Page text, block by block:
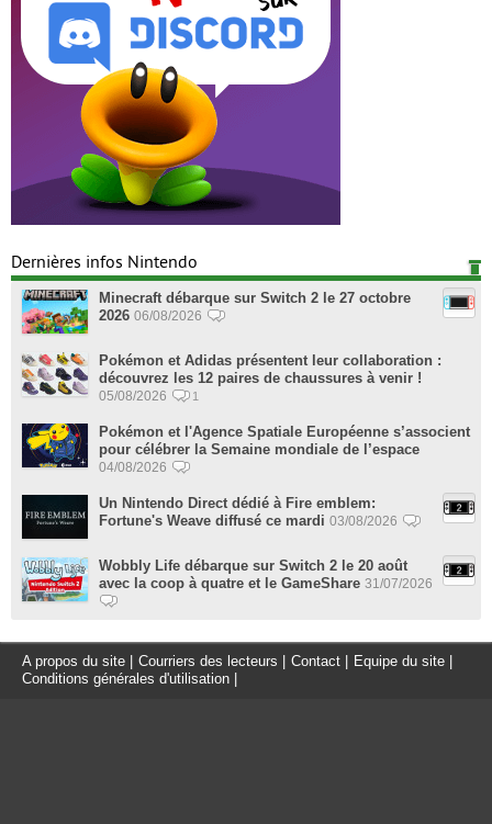
Dernières infos Nintendo
Minecraft débarque sur Switch 2 le 27 octobre
2026 06/08/2026
Pokémon et Adidas présentent leur collaboration :
découvrez les 12 paires de chaussures à venir !
05/08/2026 1
Pokémon et l'Agence Spatiale Européenne s’associent
pour célébrer la Semaine mondiale de l’espace
04/08/2026
Un Nintendo Direct dédié à Fire emblem:
Fortune's Weave diffusé ce mardi 03/08/2026
Wobbly Life débarque sur Switch 2 le 20 août
avec la coop à quatre et le GameShare 31/07/2026
A propos du site Courriers des lecteurs Contact Equipe du site
Conditions générales d'utilisation